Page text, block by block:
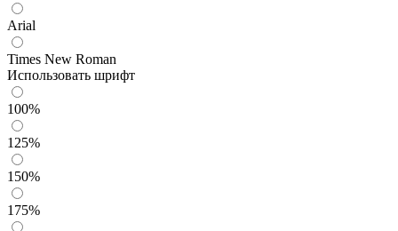
Arial
Times New Roman
Использовать шрифт
100%
125%
150%
175%